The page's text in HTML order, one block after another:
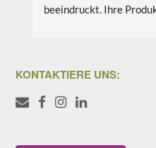
beeindruckt. Ihre
Lieblingsprodukte sind
Weide und das Aloe
KONTAKTIERE UNS: